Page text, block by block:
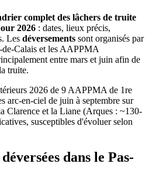
complet des lâchers de truite
2026 : dates, lieux précis,
Les déversements sont organisés par
de-Calais et les AAPPMA
entre mars et juin afin de
truite.
2026 de 9 AAPPMA de 1re
arc-en-ciel de juin à septembre sur
Clarence et la Liane (Arques : ~130-
susceptibles d'évoluer selon
dans le Pas-